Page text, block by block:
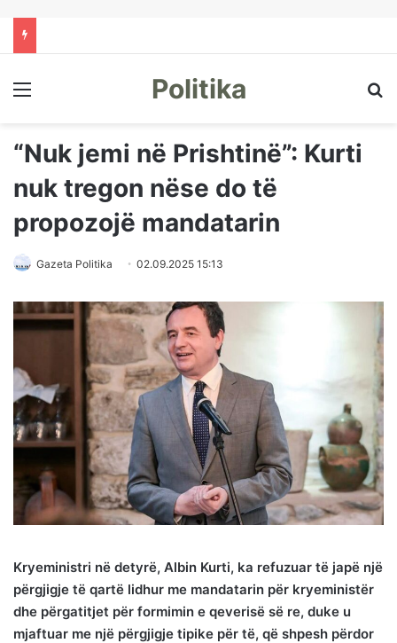
Menu Politika
“Nuk jemi në Prishtinë”: Kurti
nuk tregon nëse do të
propozojë mandatarin
Gazeta Politika 02.09.2025 15:13
Kryeministri në detyrë, Albin Kurti, ka refuzuar të japë një
përgjigje të qartë lidhur me mandatarin për kryeministër
dhe përgatitjet për formimin e qeverisë së re, duke u
mjaftuar me një përgjigje tipike për të, që shpesh përdor